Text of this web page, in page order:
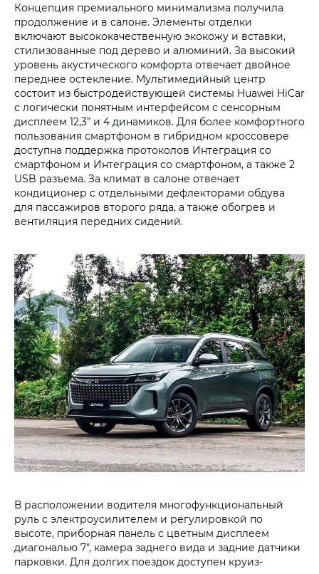
Концепция премиального минимализма получила
продолжение и в салоне. Элементы отделки
включают высококачественную экокожу и вставки,
стилизованные под дерево и алюминий. За высокий
уровень акустического комфорта отвечает двойное
переднее остекление. Мультимедийный центр
состоит из быстродействующей системы Huawei HiCar
с логически понятным интерфейсом с сенсорным
дисплеем 12,3” и 4 динамиков. Для более комфортного
пользования смартфоном в гибридном кроссовере
доступна поддержка протоколов Интеграция со
смартфоном и Интеграция со смартфоном, а также 2
USB разъема. За климат в салоне отвечает
кондиционер с отдельными дефлекторами обдува
для пассажиров второго ряда, а также обогрев и
вентиляция передних сидений.
В расположении водителя многофункциональный
руль с электроусилителем и регулировкой по
высоте, приборная панель с цветным дисплеем
диагональю 7", камера заднего вида и задние датчики
парковки. Для долгих поездок доступен круиз-